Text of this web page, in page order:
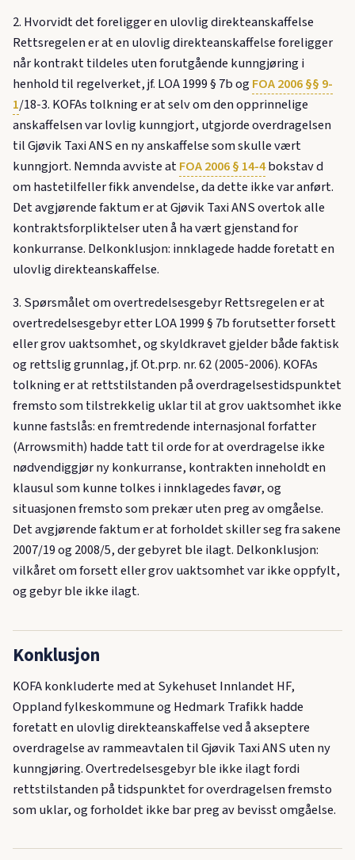
2. Hvorvidt det foreligger en ulovlig direkteanskaffelse
Rettsregelen er at en ulovlig direkteanskaffelse foreligger
når kontrakt tildeles uten forutgående kunngjøring i
henhold til regelverket, jf. LOA 1999 § 7b ogFOA 2006 §§ 9-
1/18-3. KOFAs tolkning er at selv om den opprinnelige
anskaffelsen var lovlig kunngjort, utgjorde overdragelsen
til Gjøvik Taxi ANS en ny anskaffelse som skulle vært
kunngjort. Nemnda avviste atFOA 2006 § 14-4bokstav d
om hastetilfeller fikk anvendelse, da dette ikke var anført.
Det avgjørende faktum er at Gjøvik Taxi ANS overtok alle
kontraktsforpliktelser uten å ha vært gjenstand for
konkurranse. Delkonklusjon: innklagede hadde foretatt en
ulovlig direkteanskaffelse.
3. Spørsmålet om overtredelsesgebyr Rettsregelen er at
overtredelsesgebyr etter LOA 1999 § 7b forutsetter forsett
eller grov uaktsomhet, og skyldkravet gjelder både faktisk
og rettslig grunnlag, jf. Ot.prp. nr. 62 (2005-2006). KOFAs
tolkning er at rettstilstanden på overdragelsestidspunktet
fremsto som tilstrekkelig uklar til at grov uaktsomhet ikke
kunne fastslås: en fremtredende internasjonal forfatter
(Arrowsmith) hadde tatt til orde for at overdragelse ikke
nødvendiggjør ny konkurranse, kontrakten inneholdt en
klausul som kunne tolkes i innklagedes favør, og
situasjonen fremsto som prekær uten preg av omgåelse.
Det avgjørende faktum er at forholdet skiller seg fra sakene
2007/19 og 2008/5, der gebyret ble ilagt. Delkonklusjon:
vilkåret om forsett eller grov uaktsomhet var ikke oppfylt,
og gebyr ble ikke ilagt.
Konklusjon
KOFA konkluderte med at Sykehuset Innlandet HF,
Oppland fylkeskommune og Hedmark Trafikk hadde
foretatt en ulovlig direkteanskaffelse ved å akseptere
overdragelse av rammeavtalen til Gjøvik Taxi ANS uten ny
kunngjøring. Overtredelsesgebyr ble ikke ilagt fordi
rettstilstanden på tidspunktet for overdragelsen fremsto
som uklar, og forholdet ikke bar preg av bevisst omgåelse.